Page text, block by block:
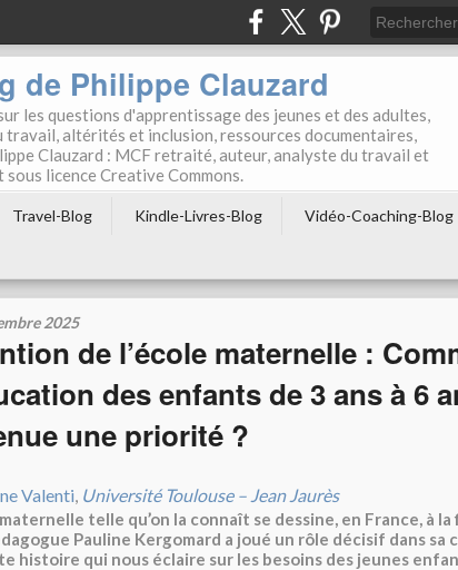
de Philippe Clauzard
les questions d'apprentissage des jeunes et des adultes,
travail, altérités et inclusion, ressources documentaires,
Clauzard : MCF retraité, auteur, analyste du travail et
licence Creative Commons.
Travel-Blog Kindle-Livres-Blog Vidéo-Coaching-Blog
2025
de l’école maternelle :
des enfants de 3 ans à 6
une priorité ?
Valenti, Université Toulouse – Jean Jaurès
maternelle telle qu’on la connaît se dessine, en France, à la
Pauline Kergomard a joué un rôle décisif dans sa
histoire qui nous éclaire sur les besoins des jeunes